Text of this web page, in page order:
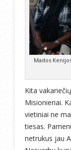
Mados
Kita
Misionieriai.
vietiniai ne
tiesas.
netrukus jau